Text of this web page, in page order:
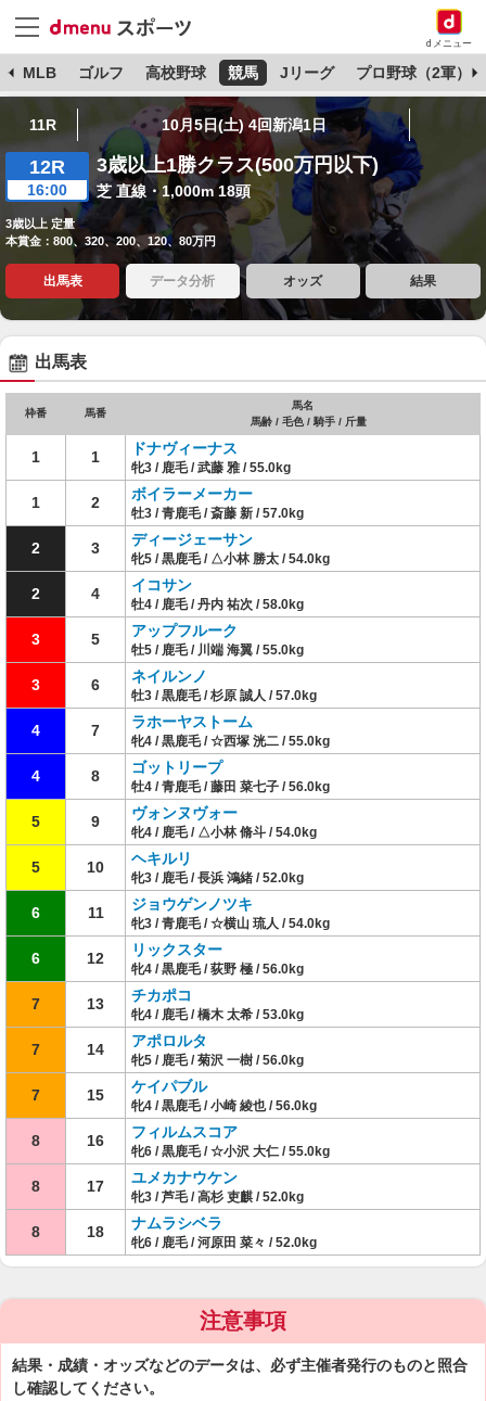
dメニュー
MLB ゴルフ 高校野球 競馬 Jリーグ プロ野球（2軍）
11R 10月5日(土) 4回新潟1日
12R
16:00
3歳以上1勝クラス(500万円以下)
芝 直線・1,000m 18頭
3歳以上 定量
本賞金：800、320、200、120、80万円
出馬表 データ分析 オッズ 結果
出馬表
枠番 馬番
馬名
馬齢 / 毛色 / 騎手 / 斤量
1 1 ドナヴィーナス
牝3 / 鹿毛 / 武藤 雅 / 55.0kg
1 2 ボイラーメーカー
牡3 / 青鹿毛 / 斎藤 新 / 57.0kg
2 3 ディージェーサン
牝5 / 黒鹿毛 / △小林 勝太 / 54.0kg
2 4 イコサン
牡4 / 鹿毛 / 丹内 祐次 / 58.0kg
3 5 アップフルーク
牡5 / 鹿毛 / 川端 海翼 / 55.0kg
3 6 ネイルンノ
牡3 / 黒鹿毛 / 杉原 誠人 / 57.0kg
4 7 ラホーヤストーム
牝4 / 黒鹿毛 / ☆西塚 洸二 / 55.0kg
4 8 ゴットリープ
牡4 / 青鹿毛 / 藤田 菜七子 / 56.0kg
5 9 ヴォンヌヴォー
牝4 / 鹿毛 / △小林 脩斗 / 54.0kg
5 10 ヘキルリ
牝3 / 鹿毛 / 長浜 鴻緒 / 52.0kg
6 11 ジョウゲンノツキ
牝3 / 青鹿毛 / ☆横山 琉人 / 54.0kg
6 12 リックスター
牝4 / 黒鹿毛 / 荻野 極 / 56.0kg
7 13 チカポコ
牝4 / 鹿毛 / 橋木 太希 / 53.0kg
7 14 アポロルタ
牝5 / 鹿毛 / 菊沢 一樹 / 56.0kg
7 15 ケイパブル
牝4 / 黒鹿毛 / 小崎 綾也 / 56.0kg
8 16 フィルムスコア
牝6 / 黒鹿毛 / ☆小沢 大仁 / 55.0kg
8 17 ユメカナウケン
牝3 / 芦毛 / 高杉 吏麒 / 52.0kg
8 18 ナムラシベラ
牝6 / 鹿毛 / 河原田 菜々 / 52.0kg
注意事項
結果・成績・オッズなどのデータは、必ず主催者発行のものと照合
し確認してください。